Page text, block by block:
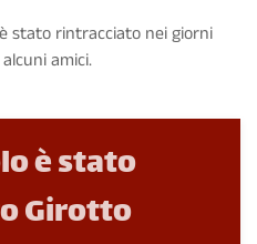
stato rintracciato nei giorni
amici.
è stato
Girotto